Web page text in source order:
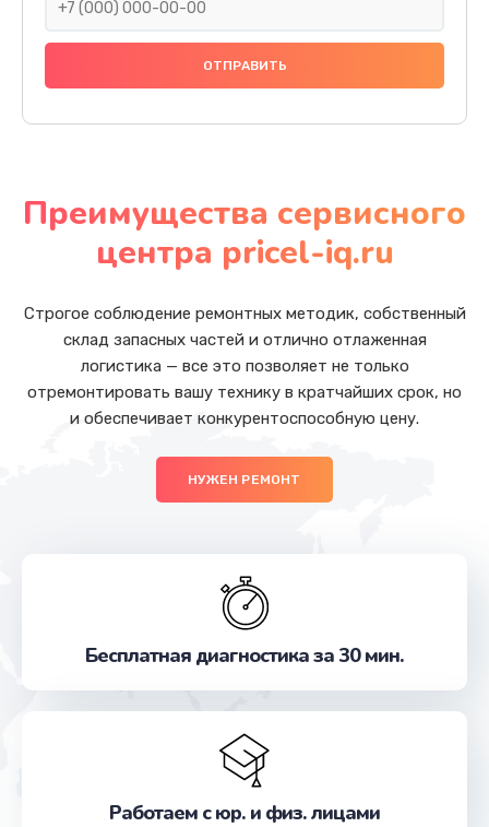
Преимущества сервисного
центра pricel-iq.ru
Строгое соблюдение ремонтных методик, собственный
склад запасных частей и отлично отлаженная
логистика — все это позволяет не только
отремонтировать вашу технику в кратчайших срок, но
и обеспечивает конкурентоспособную цену.
НУЖЕН РЕМОНТ
Бесплатная диагностика за 30 мин.
Работаем с юр. и физ. лицами